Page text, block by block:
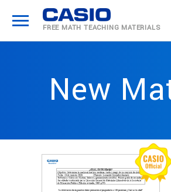
FREE MATH TEACHING MATERIALS
New